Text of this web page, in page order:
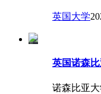
英国大学
英国诺森
诺森比亚大